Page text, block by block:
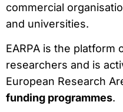
commercial
and universities.
EARPA is the platform
researchers and is
European Research
funding programmes.